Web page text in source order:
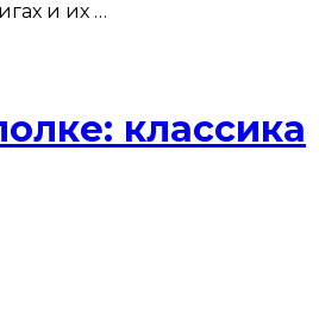
и их …
классика